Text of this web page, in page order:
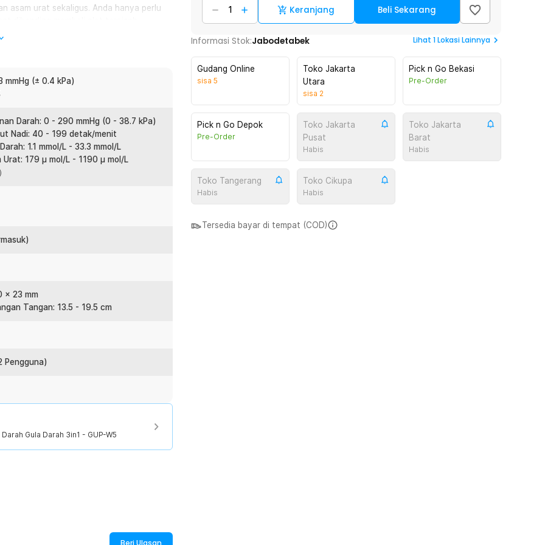
asam urat sekaligus. Anda hanya perlu
pemantauan rutin. Cocok untuk
memantau kondisi tubuh.
berbeda. Anda bisa memantau
melihat perkembangan kondisi
ramah untuk pemula maupun orang
wrist (pergelangan tangan) yang
maksimal. Mudah dibawa dan
WHO di layar. Memudahkan Anda
mmHg (± 0.4 kPa)
Darah: 0 - 290 mmHg (0 - 38.7 kPa)
Nadi: 40 - 199 detak/menit
1.1 mmol/L - 33.3 mmol/L
Urat: 179 μ mol/L - 1190 μ mol/L
x 23 mm
Tangan: 13.5 - 19.5 cm
Pengguna)
Gula Darah 3in1 - GUP-W5
Keranjang Beli Sekarang
Informasi Stok:Jabodetabek Lihat 1Lokasi Lainnya
Gudang Online
sisa 5
Toko Jakarta
Utara
sisa 2
Pick n Go Bekasi
Pre-Order
Pick n Go Depok
Pre-Order
Toko Jakarta
Pusat
Habis
Toko Jakarta
Barat
Habis
Toko Tangerang
Habis
Toko Cikupa
Habis
Tersedia bayar di tempat (COD)